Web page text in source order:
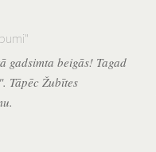
gadsimta beigās! Tagad
Tāpēc Žubītes